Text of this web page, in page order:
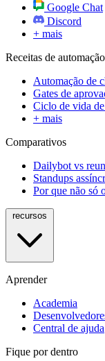
Google Chat
Discord
+ mais
Receitas de automação
Automação de
Gates de
Ciclo de vida
+ mais
Comparativos
Dailybot vs
Standups
Por que não só
Aprender
Academia
Central de ajuda
Fique por dentro